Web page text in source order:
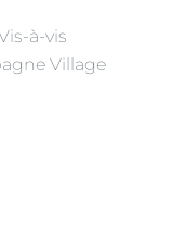
à-vis
Village